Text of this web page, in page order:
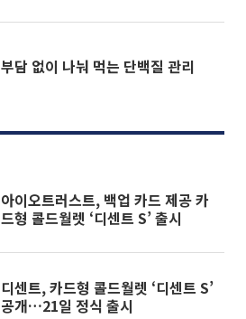
부담 없이 나눠 먹는 단백질 관리
아이오트러스트, 백업 카드 제공 카
드형 콜드월렛 ‘디센트 S’ 출시
디센트, 카드형 콜드월렛 ‘디센트 S’
공개…21일 정식 출시